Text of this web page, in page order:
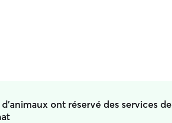
ont réservé des services